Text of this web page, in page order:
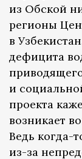
из Обской
регионы
в
дефицита
и
проекта
возникает
Ведь когда-
из-за